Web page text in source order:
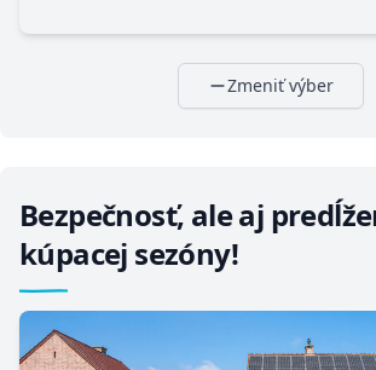
Zmeniť výber
Bezpečnosť, ale aj
kúpacej sezóny!